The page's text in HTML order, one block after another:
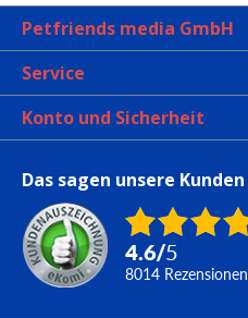
Petfriends media GmbH
Service
Konto und Sicherheit
Das sagen unsere Kunden
4.6/5
8014 Rezensionen